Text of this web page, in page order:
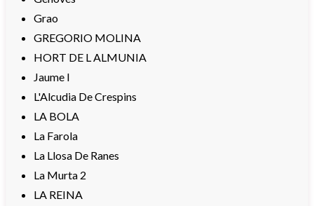
Grao
GREGORIO MOLINA
HORT DE L ALMUNIA
Jaume I
L'Alcudia De Crespins
LA BOLA
La Farola
La Llosa De Ranes
La Murta 2
LA REINA